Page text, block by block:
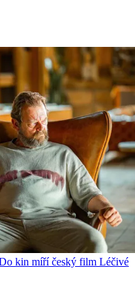
kin míří český film Léčivé